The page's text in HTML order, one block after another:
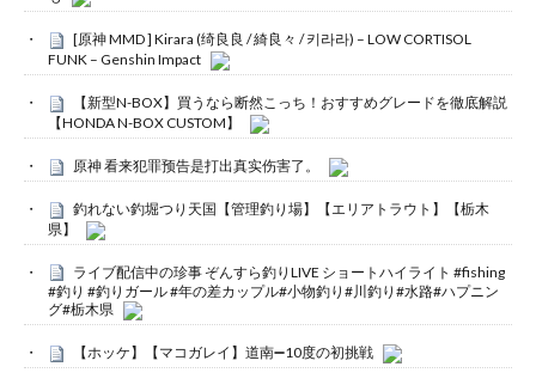
[原神 MMD ] Kirara (绮良良 / 綺良々 / 키라라) – LOW CORTISOL
FUNK – Genshin Impact
【新型N-BOX】買うなら断然こっち！おすすめグレードを徹底解説
【HONDA N-BOX CUSTOM】
原神 看来犯罪预告是打出真实伤害了。
釣れない釣堀つり天国【管理釣り場】【エリアトラウト】【栃木
県】
ライブ配信中の珍事 ぞんすら釣りLIVE ショートハイライト #fishing
#釣り #釣りガール #年の差カップル#小物釣り#川釣り#水路#ハプニン
グ#栃木県
【ホッケ】【マコガレイ】道南➖10度の初挑戦